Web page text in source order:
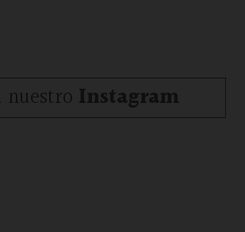
nuestro Instagram